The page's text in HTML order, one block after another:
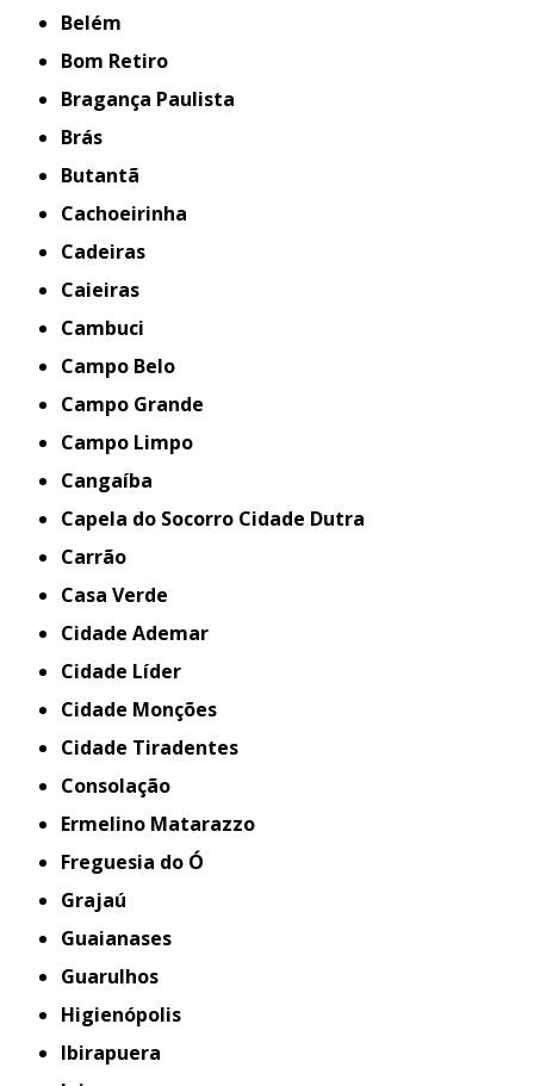
Belém
Bom Retiro
Bragança Paulista
Brás
Butantã
Cachoeirinha
Cadeiras
Caieiras
Cambuci
Campo Belo
Campo Grande
Campo Limpo
Cangaíba
Capela do Socorro Cidade Dutra
Carrão
Casa Verde
Cidade Ademar
Cidade Líder
Cidade Monções
Cidade Tiradentes
Consolação
Ermelino Matarazzo
Freguesia do Ó
Grajaú
Guaianases
Guarulhos
Higienópolis
Ibirapuera